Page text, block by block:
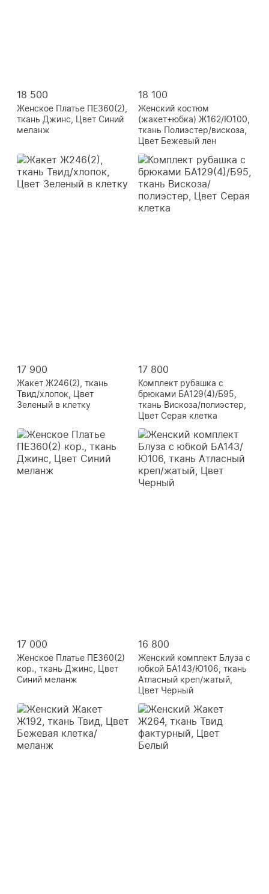
18 500
Женское Платье ПЕ360(2),
ткань Джинс, Цвет Синий
меланж
18 100
Женский костюм
(жакет+юбка) Ж162/Ю100,
ткань Полиэстер/вискоза,
Цвет Бежевый лен
17 900
Жакет Ж246(2), ткань
Твид/хлопок, Цвет
Зеленый в клетку
17 800
Комплект рубашка с
брюками БА129(4)/Б95,
ткань Вискоза/полиэстер,
Цвет Серая клетка
17 000
Женское Платье ПЕ360(2)
кор., ткань Джинс, Цвет
Синий меланж
16 800
Женский комплект Блуза с
юбкой БА143/Ю106, ткань
Атласный креп/жатый,
Цвет Черный